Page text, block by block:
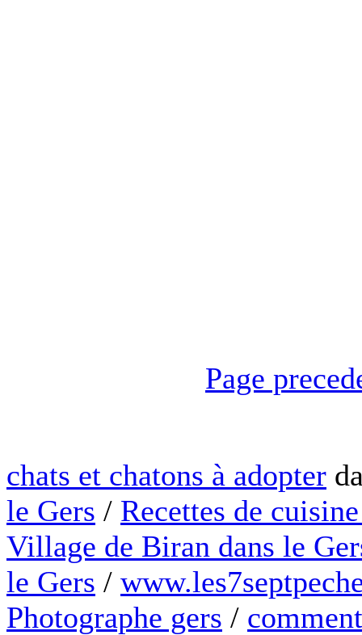
Page
chats et chatons à adopter
le Gers / Recettes de
Village de Biran dans le
le Gers /
Photographe gers /